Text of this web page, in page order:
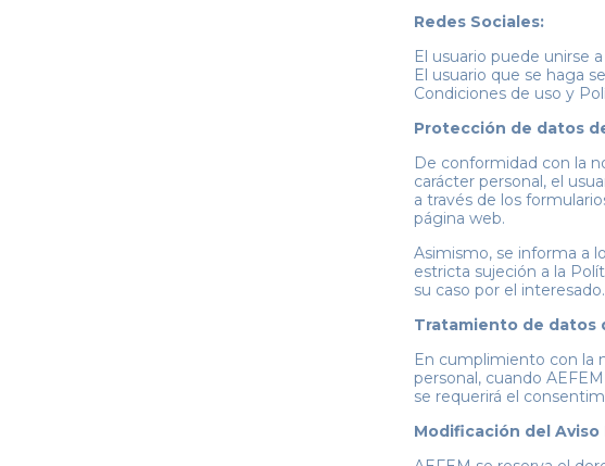
Redes Sociales:
El usuario puede unirse
El usuario que se haga
Condiciones de uso y
Protección de datos
De conformidad con la
carácter personal, el
a través de los
página web.
Asimismo, se informa a
estricta sujeción a la
su caso por el interesado.
Tratamiento de datos
En cumplimiento con la
personal, cuando
se requerirá el
Modificación del Aviso